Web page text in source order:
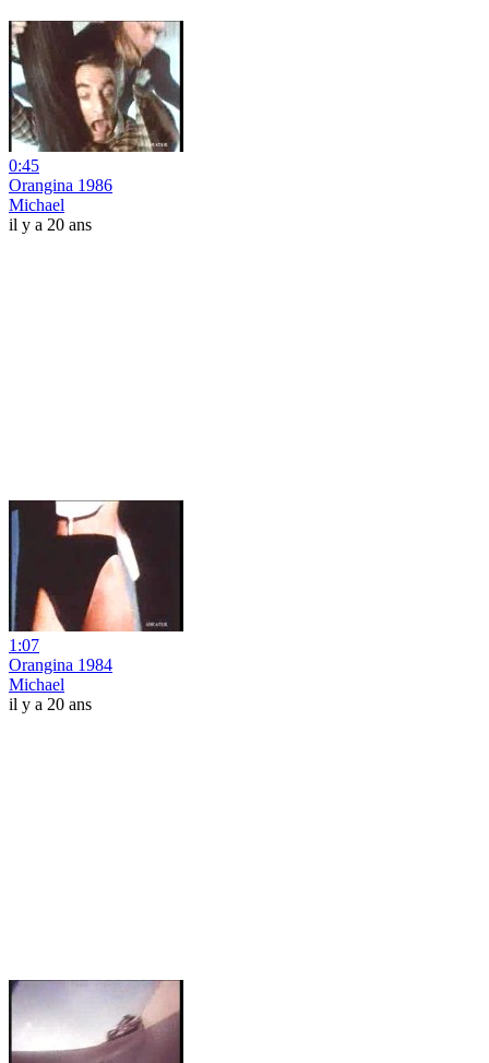
0:45
Orangina 1986
Michael
il y a 20 ans
1:07
Orangina 1984
Michael
il y a 20 ans